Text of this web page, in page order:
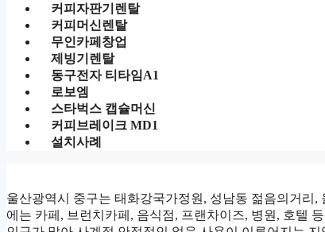
커피자판기렌탈
커피머신렌탈
무인카페창업
제빙기렌탈
동구전자 티타임A1
로보엠
스타벅스 캡슐머신
커피브레이크 MD1
설치사례
울산광역시 중구는 태화강국가정원, 성남동 젊음의거리
에는 카페, 브런치카페, 음식점, 프랜차이즈, 병원, 호텔